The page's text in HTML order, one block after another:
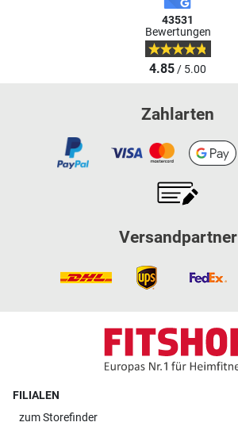
43531
Bewertungen
4.85/ 5.00
Zahlarten
Versandpartner
FILIALEN
zumStorefinder